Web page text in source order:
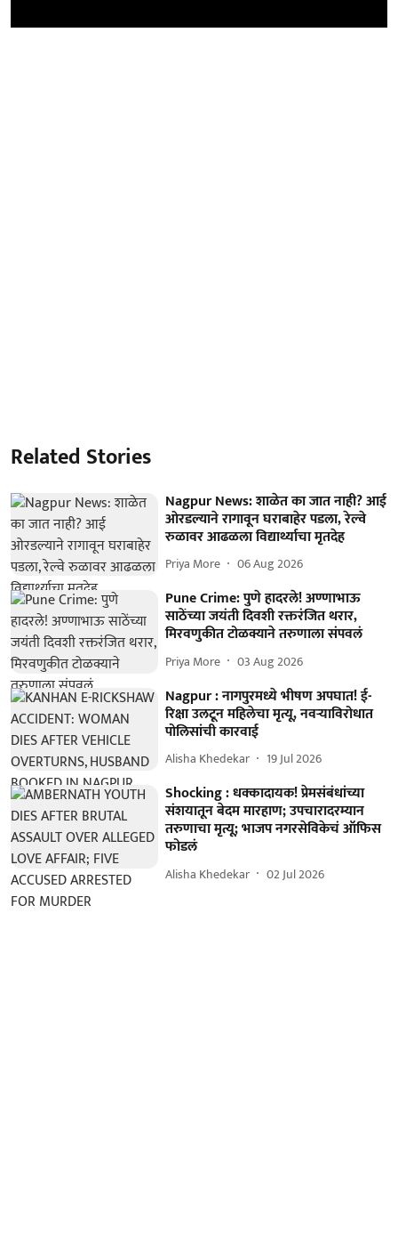
Related Stories
Nagpur News: शाळेत का जात नाही? आई
ओरडल्याने रागावून घराबाहेर पडला, रेल्वे
रुळावर आढळला विद्यार्थ्याचा मृतदेह
Priya More 06 Aug 2026
Pune Crime: पुणे हादरले! अण्णाभाऊ
साठेंच्या जयंती दिवशी रक्तरंजित थरार,
मिरवणुकीत टोळक्याने तरुणाला संपवलं
Priya More 03 Aug 2026
Nagpur : नागपुरमध्ये भीषण अपघात! ई-
रिक्षा उलटून महिलेचा मृत्यू, नवऱ्याविरोधात
पोलिसांची कारवाई
Alisha Khedekar 19 Jul 2026
Shocking : धक्कादायक! प्रेमसंबंधांच्या
संशयातून बेदम मारहाण; उपचारादरम्यान
तरुणाचा मृत्यू; भाजप नगरसेविकेचं ऑफिस
फोडलं
Alisha Khedekar 02 Jul 2026